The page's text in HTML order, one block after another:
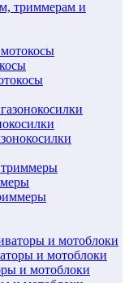
триммерам и
и мотоблоки
и мотоблоки
и мотоблоки